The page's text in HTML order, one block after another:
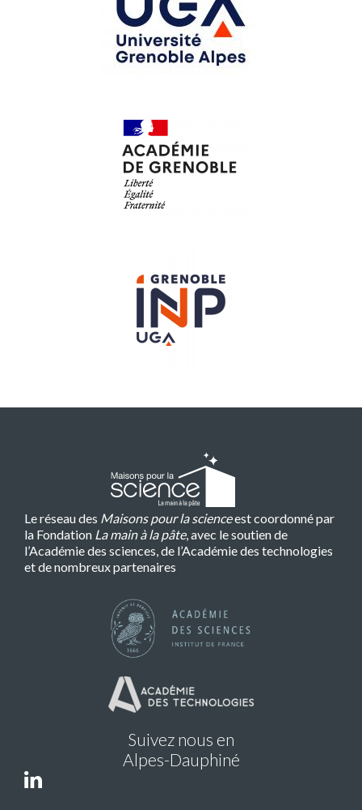
Le réseau des Maisons pour la scienceest coordonné par
la Fondation La main à la pâte, avec le soutien de
l’Académie des sciences, de l’Académie des technologies
et de nombreux partenaires
Suivez nous en
Alpes-Dauphiné